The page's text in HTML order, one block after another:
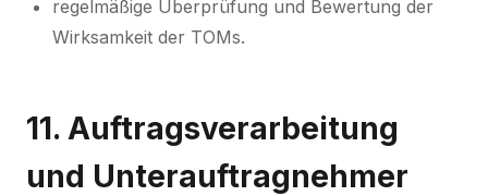
regelmäßige Überprüfung und Bewertung der
Wirksamkeit der TOMs.
11. Auftragsverarbeitung
und Unterauftragnehmer